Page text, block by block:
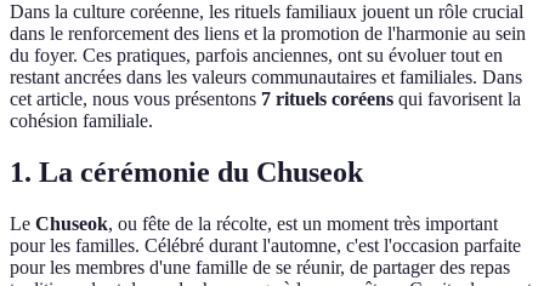
Dans la culture coréenne, les rituels familiaux jouent un rôle crucial
dans le renforcement des liens et la promotion de l'harmonie au sein
du foyer. Ces pratiques, parfois anciennes, ont su évoluer tout en
restant ancrées dans les valeurs communautaires et familiales. Dans
cet article, nous vous présentons 7 rituels coréens qui favorisent la
cohésion familiale.
1. La cérémonie du Chuseok
Le Chuseok, ou fête de la récolte, est un moment très important
pour les familles. Célébré durant l'automne, c'est l'occasion parfaite
pour les membres d'une famille de se réunir, de partager des repas